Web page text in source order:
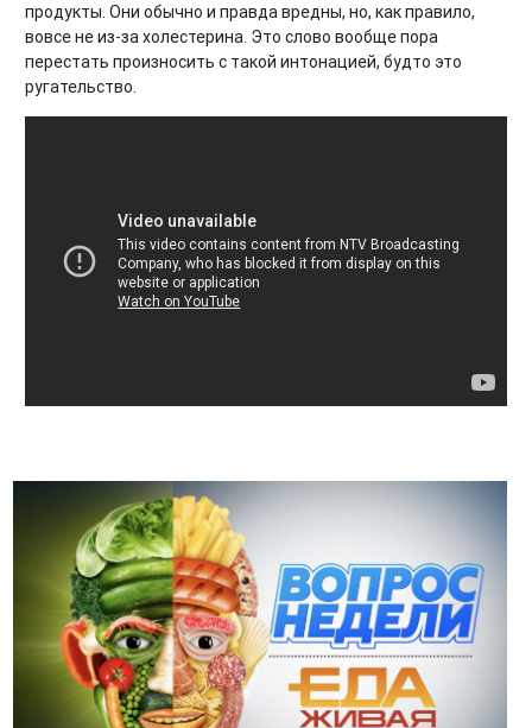
продукты. Они обычно и правда вредны, но, как правило,
вовсе не из-за холестерина. Это слово вообще пора
перестать произносить с такой интонацией, будто это
ругательство.